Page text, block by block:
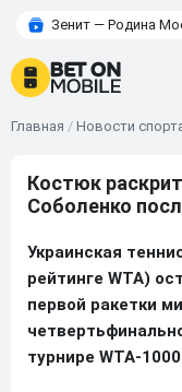
Зенит — Родина
Главная / Новости
Костюк
Соболенко
Украинская
рейтинге WTA)
первой ракетки
турнире WTA-